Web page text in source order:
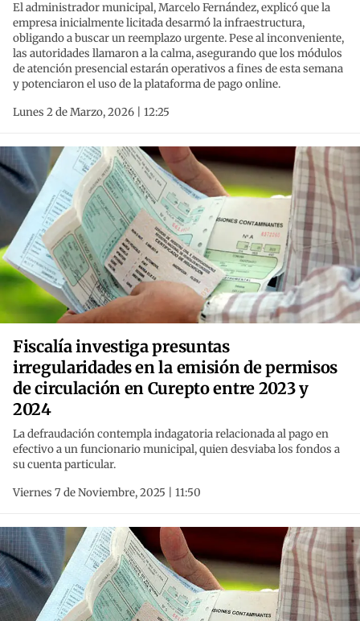
El administrador municipal, Marcelo Fernández, explicó que la
empresa inicialmente licitada desarmó la infraestructura,
obligando a buscar un reemplazo urgente. Pese al inconveniente,
las autoridades llamaron a la calma, asegurando que los módulos
de atención presencial estarán operativos a fines de esta semana
y potenciaron el uso de la plataforma de pago online.
Lunes 2 de Marzo, 2026 | 12:25
Fiscalía investiga presuntas
irregularidades en la emisión de permisos
de circulación en Curepto entre 2023 y
2024
La defraudación contempla indagatoria relacionada al pago en
efectivo a un funcionario municipal, quien desviaba los fondos a
su cuenta particular.
Viernes 7 de Noviembre, 2025 | 11:50